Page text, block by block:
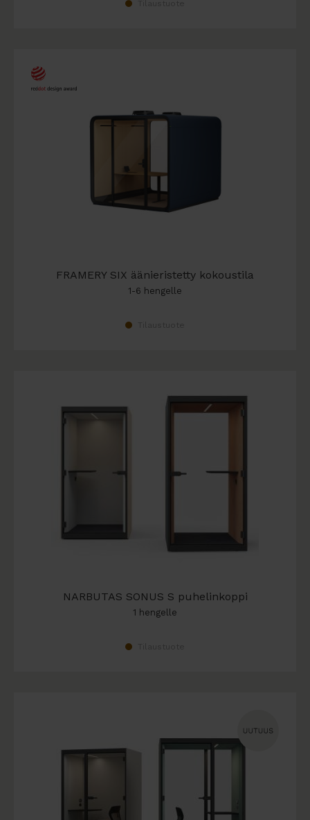
FRAMERY SIX äänieristetty kokoustila
1-6 hengelle
NARBUTAS SONUS S puhelinkoppi
1 hengelle